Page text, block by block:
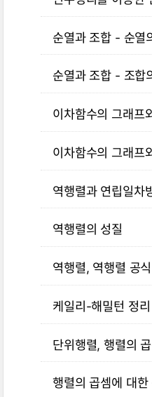
순열과 조합 - 순열
순열과 조합 - 조합
이차함수의 그래프
이차함수의 그래프
역행렬과 연립일차
역행렬의 성질
역행렬, 역행렬 공식
케일리-해밀턴 정리
단위행렬, 행렬의
행렬의 곱셈에 대한